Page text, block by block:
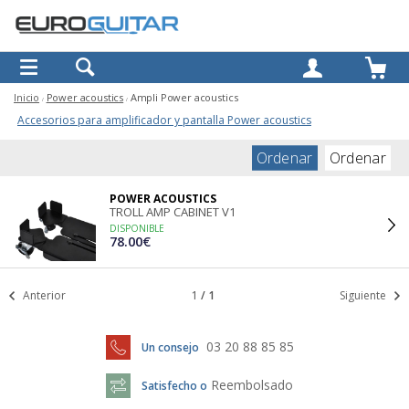
OK
Inicio Power acoustics Ampli Power acoustics
Accesorios para amplificador y pantalla Power acoustics
Ordenar Ordenar
POWER ACOUSTICS
TROLL AMP CABINET V1
DISPONIBLE
78.00€
Anterior 1 / 1 Siguiente
Un consejo 03 20 88 85 85
Satisfecho o Reembolsado